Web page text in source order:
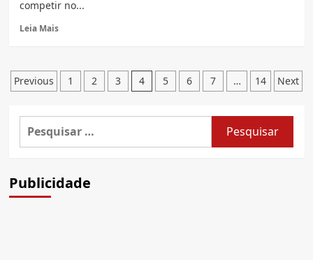
competir no...
Leia MaisRead
começa
a
moto
elétrica
para
Paginação
posts
Previous 1 2 3 4 5 6 7 … 14 Next
Pesquisar
por:
Publicidade